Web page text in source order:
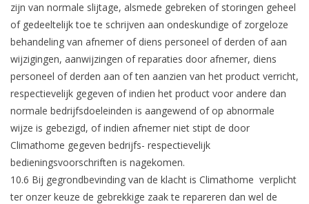
zijn van normale slijtage, alsmede gebreken of storingen geheel
of gedeeltelijk toe te schrijven aan ondeskundige of zorgeloze
behandeling van afnemer of diens personeel of derden of aan
wijzigingen, aanwijzingen of reparaties door afnemer, diens
personeel of derden aan of ten aanzien van het product verricht,
respectievelijk gegeven of indien het product voor andere dan
normale bedrijfsdoeleinden is aangewend of op abnormale
wijze is gebezigd, of indien afnemer niet stipt de door
Climathome gegeven bedrijfs- respectievelijk
bedieningsvoorschriften is nagekomen.
10.6 Bij gegrondbevinding van de klacht is Climathome verplicht
ter onzer keuze de gebrekkige zaak te repareren dan wel de